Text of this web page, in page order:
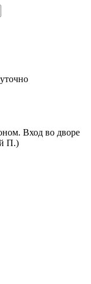
Вход во дворе
П.)